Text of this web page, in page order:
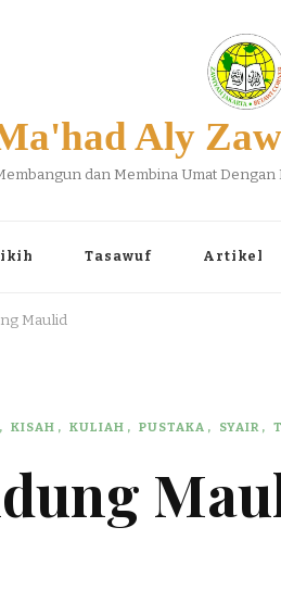
Aly
dan Membina Umat
Tasawuf Artikel
Maulid
KISAH KULIAH PUSTAKA SYAIR